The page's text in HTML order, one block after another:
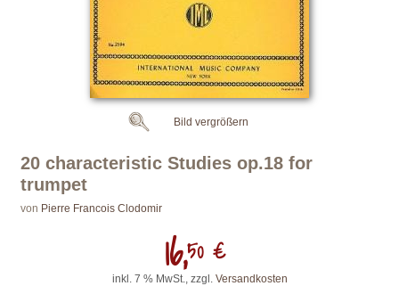
20 characteristic Studies op.18 for
trumpet
von Pierre Francois Clodomir
16,50 €
inkl. 7 % MwSt., zzgl. Versandkosten
Bild vergrößern